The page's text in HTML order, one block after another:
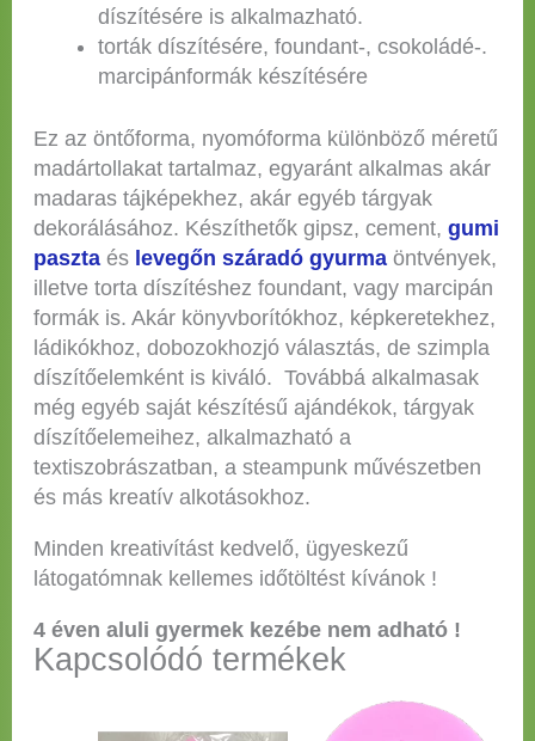
díszítésére is alkalmazható.
torták díszítésére, foundant-, csokoládé-.
marcipánformák készítésére
Ez az öntőforma, nyomóforma különböző méretű
madártollakat tartalmaz, egyaránt alkalmas akár
madaras tájképekhez, akár egyéb tárgyak
dekorálásához. Készíthetők gipsz, cement, gumi
pasztaés levegőn száradó gyurmaöntvények,
illetve torta díszítéshez foundant, vagy marcipán
formák is. Akár könyvborítókhoz, képkeretekhez,
ládikókhoz, dobozokhozjó választás, de szimpla
díszítőelemként is kiváló. Továbbá alkalmasak
még egyéb saját készítésű ajándékok, tárgyak
díszítőelemeihez, alkalmazható a
textiszobrászatban, a steampunk művészetben
és más kreatív alkotásokhoz.
Minden kreativítást kedvelő, ügyeskezű
látogatómnak kellemes időtöltést kívánok !
4 éven aluli gyermek kezébe nem adható !
Kapcsolódó termékek